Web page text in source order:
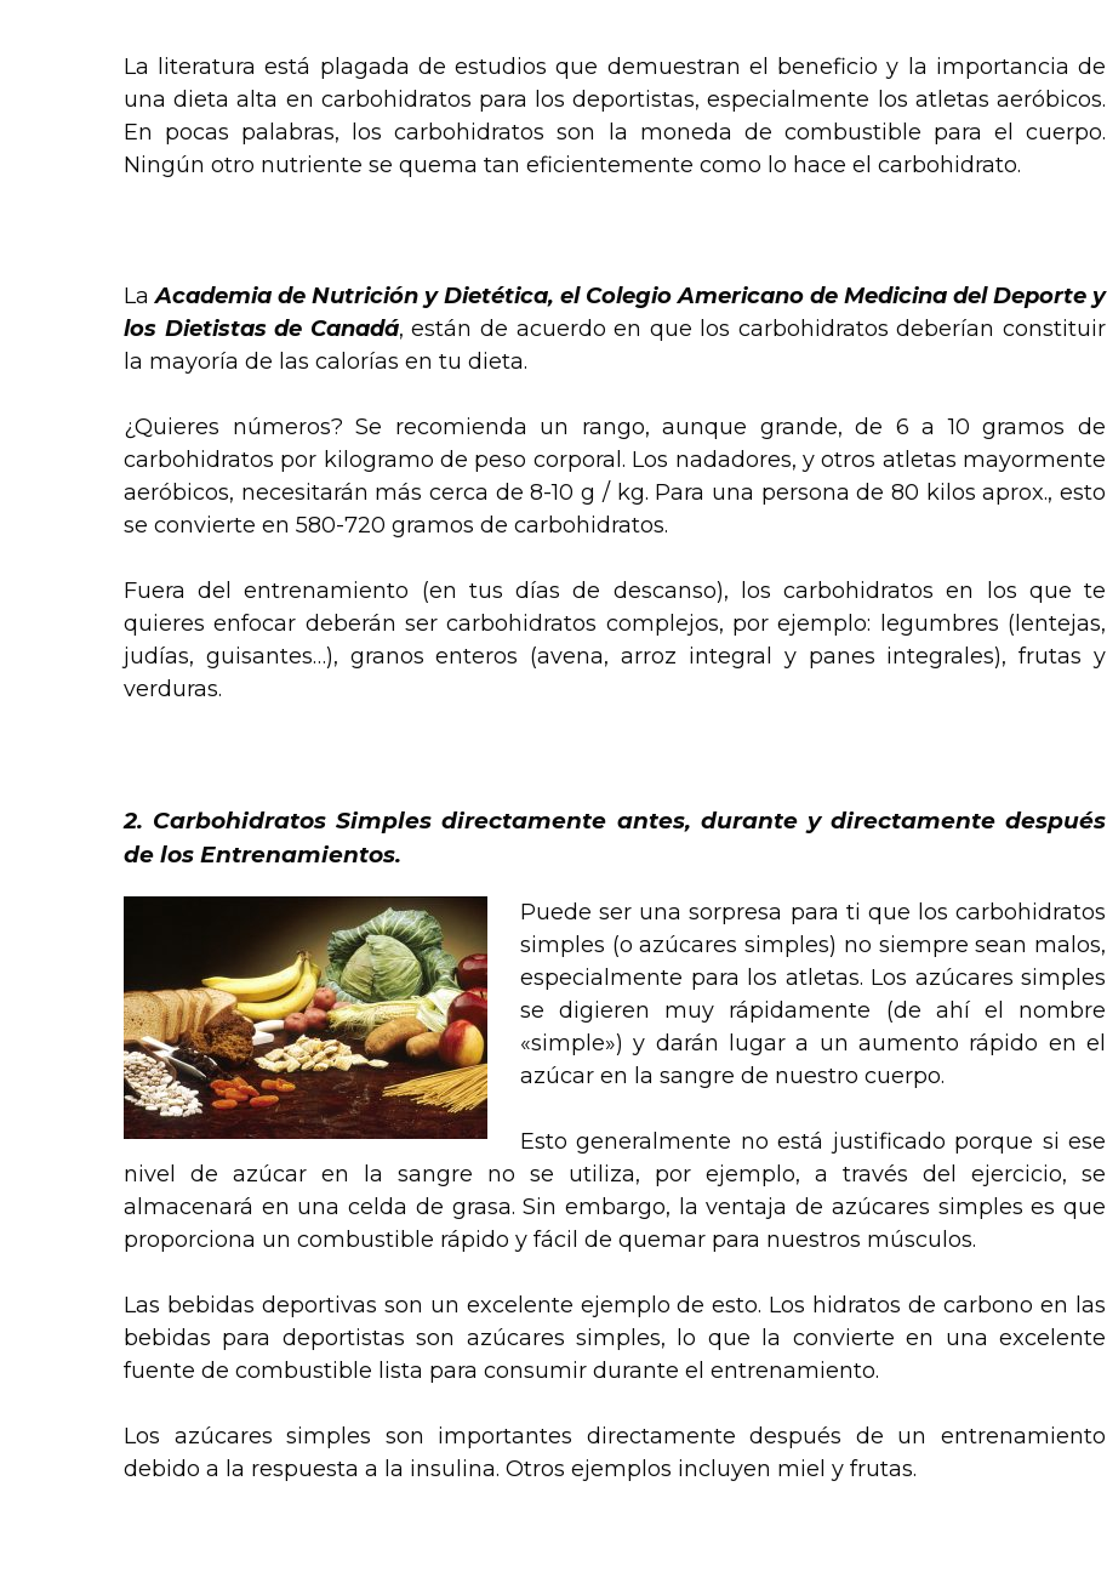
La literatura está plagada de estudios que demuestran el beneficio y la importancia de
una dieta alta en carbohidratos para los deportistas, especialmente los atletas aeróbicos.
En pocas palabras, los carbohidratos son la moneda de combustible para el cuerpo.
Ningún otro nutriente se quema tan eficientemente como lo hace el carbohidrato.
LaAcademia de Nutrición y Dietética, el Colegio Americano de Medicina del Deporte y
los Dietistas de Canadá, están de acuerdo en que los carbohidratos deberían constituir
la mayoría de las calorías en tu dieta.
¿Quieres números? Se recomienda un rango, aunque grande, de 6 a 10 gramos de
carbohidratos por kilogramo de peso corporal. Los nadadores, y otros atletas mayormente
aeróbicos, necesitarán más cerca de 8-10 g / kg. Para una persona de 80 kilos aprox., esto
se convierte en 580-720 gramos de carbohidratos.
Fuera del entrenamiento (en tus días de descanso), los carbohidratos en los que te
quieres enfocar deberán ser carbohidratos complejos, por ejemplo: legumbres (lentejas,
judías, guisantes…), granos enteros (avena, arroz integral y panes integrales), frutas y
verduras.
2. Carbohidratos Simples directamente antes, durante y directamente después
de los Entrenamientos.
Puede ser una sorpresa para ti que los carbohidratos
simples (o azúcares simples) no siempre sean malos,
especialmente para los atletas. Los azúcares simples
se digieren muy rápidamente (de ahí el nombre
«simple») y darán lugar a un aumento rápido en el
azúcar en la sangre de nuestro cuerpo.
Esto generalmente no está justificado porque si ese
nivel de azúcar en la sangre no se utiliza, por ejemplo, a través del ejercicio, se
almacenará en una celda de grasa. Sin embargo, la ventaja de azúcares simples es que
proporciona un combustible rápido y fácil de quemar para nuestros músculos.
Las bebidas deportivas son un excelente ejemplo de esto. Los hidratos de carbono en las
bebidas para deportistas son azúcares simples, lo que la convierte en una excelente
fuente de combustible lista para consumir durante el entrenamiento.
Los azúcares simples son importantes directamente después de un entrenamiento
debido a la respuesta a la insulina. Otros ejemplos incluyen miel y frutas.